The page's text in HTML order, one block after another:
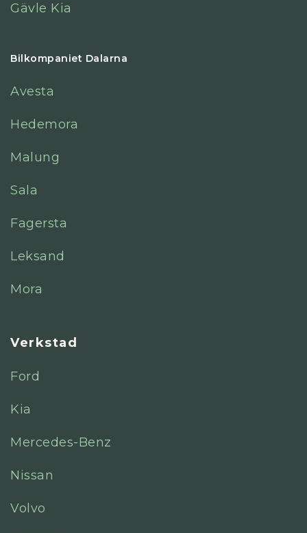
Gävle Kia
Bilkompaniet Dalarna
Avesta
Hedemora
Malung
Sala
Fagersta
Leksand
Mora
Verkstad
Ford
Kia
Mercedes-Benz
Nissan
Volvo